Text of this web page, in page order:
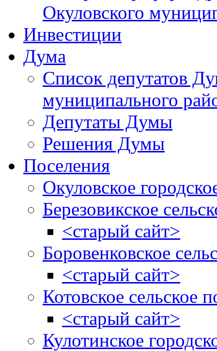
Окуловского
Инвестиции
Дума
Список депутатов
муниципального
Депутаты Думы
Решения Думы
Поселения
Окуловское
Березовикское
<старый сайт>
Боровенковское
<старый сайт>
Котовское сельское
<старый сайт>
Кулотинское